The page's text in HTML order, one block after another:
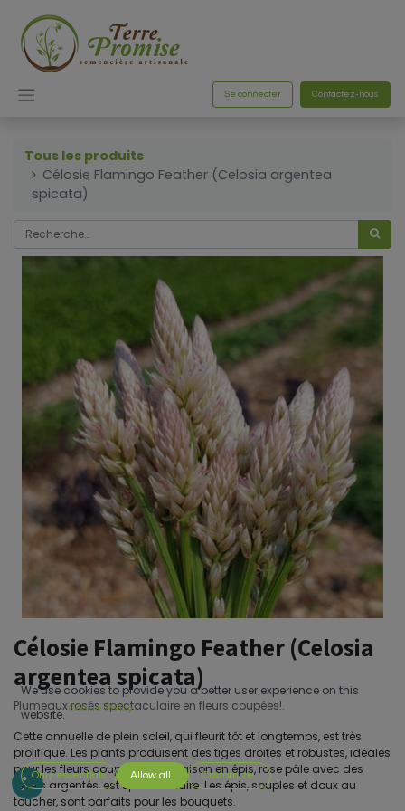
Se connecter Contactez-nous
Tous les produits
Célosie Flamingo Feather (Celosia argentea
spicata)
Célosie Flamingo Feather (Celosia
argentea spicata)
Plumeaux rosés spectaculaire en fleurs coupées!.
Cette annuelle de plein soleil, qui fleurit tôt et longtemps, est très
prolifique. Les plants produisent des tiges droites et robustes, idéales
pour les fleurs coupées. Sa floraison en épis, rose pâle avec des
reflets argentés, est spectaculaire. Les épis, souples et doux au
toucher, sont parfaits pour les bouquets.
We use cookies to provide you a better user experience on this
website. Cookie Policy
Only essentials Allow all Customize